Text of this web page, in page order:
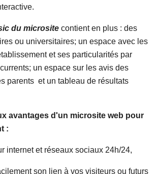
du microsite contient en plus : des
ou universitaires; un espace avec les
et ses particularités par
un espace sur les avis des
parents et un tableau de résultats
avantages d'un microsite web pour
:
internet et réseaux sociaux 24h/24,
son lien à vos visiteurs ou futurs